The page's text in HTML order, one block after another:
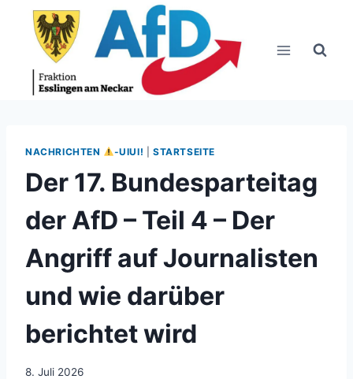
springen
NACHRICHTEN -UIUI! |STARTSEITE
Der 17. Bundesparteitag
der AfD – Teil 4 – Der
Angriff auf Journalisten
und wie darüber
berichtet wird
8. Juli 2026